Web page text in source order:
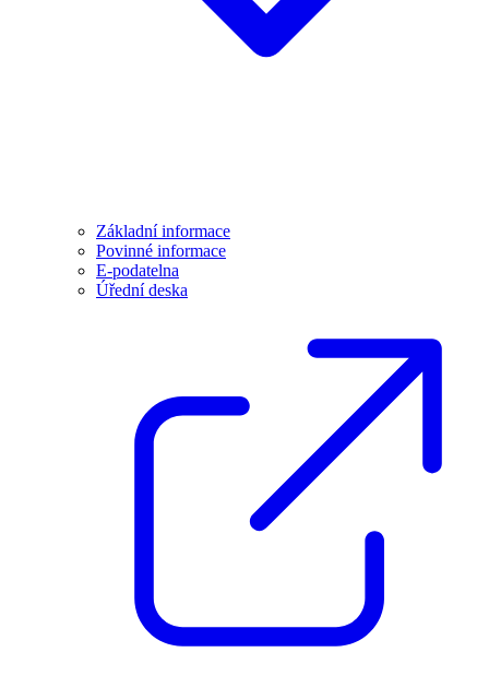
Základní informace
Povinné informace
E-podatelna
Úřední deska